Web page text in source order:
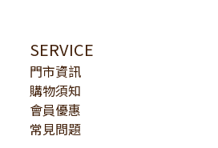
SERVICE
門市資訊
購物須知
會員優惠
常見問題